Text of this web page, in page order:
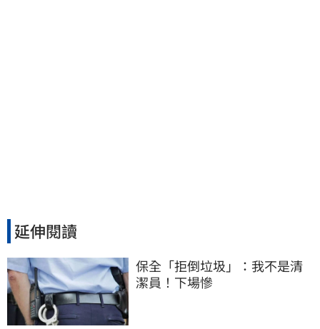
延伸閱讀
保全「拒倒垃圾」：我不是清
潔員！下場慘